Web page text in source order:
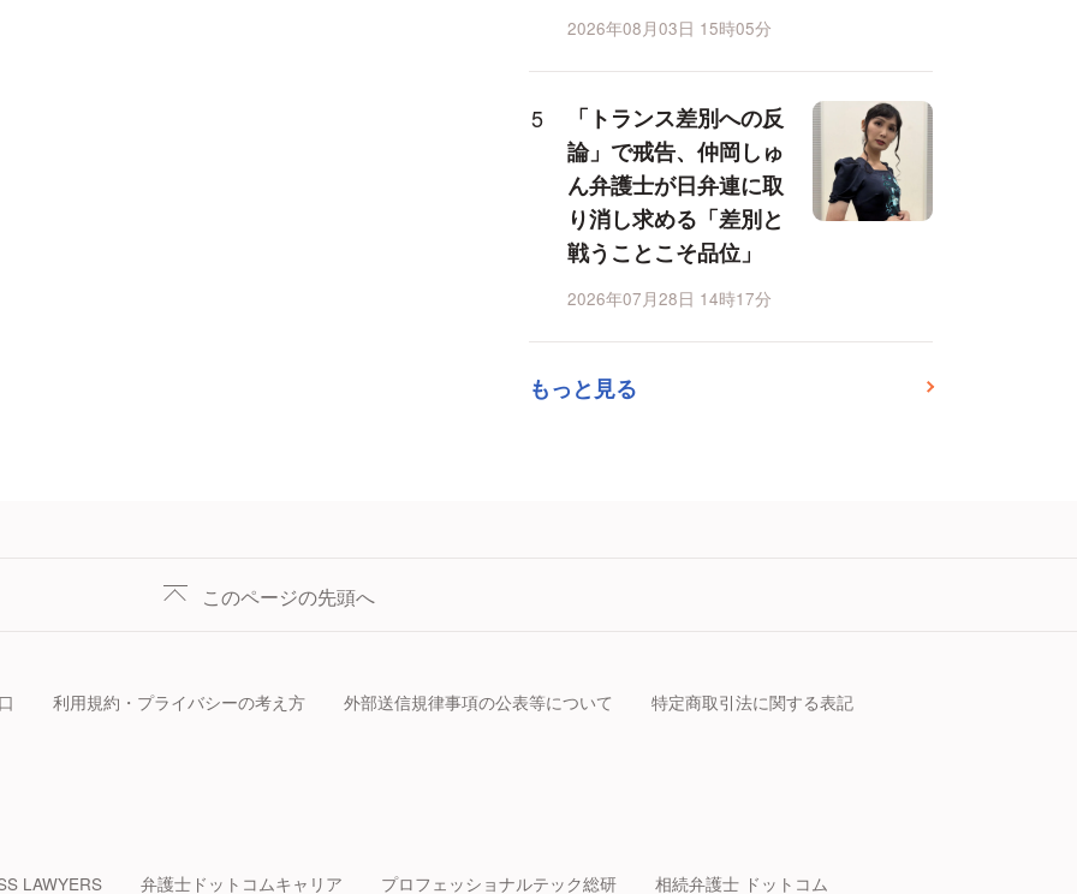
2026年08月03日 15時05分
「トランス差別への反
論」で戒告、仲岡しゅ
ん弁護士が日弁連に取
り消し求める「差別と
戦うことこそ品位」
2026年07月28日 14時17分
もっと見る
このページの先頭へ
利用規約・プライバシーの考え方 外部送信規律事項の公表等について 特定商取引法に関する表記
LAWYERS 弁護士ドットコムキャリア プロフェッショナルテック総研 相続弁護士 ドットコム